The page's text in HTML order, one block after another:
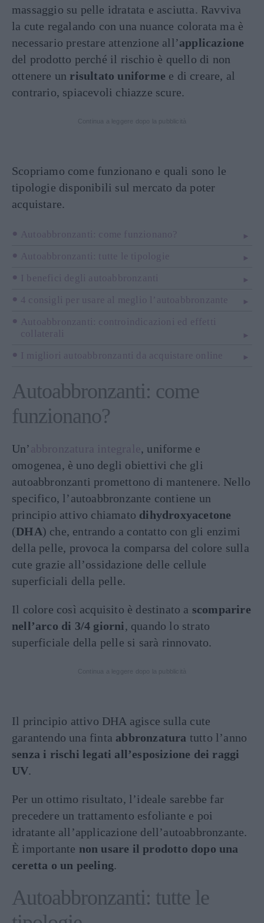
massaggio su pelle idratata e asciutta. Ravviva
la cute regalando con una nuance colorata ma è
necessario prestare attenzione all’applicazione
del prodotto perché il rischio è quello di non
ottenere un risultato uniforme e di creare, al
contrario, spiacevoli chiazze scure.
Scopriamo come funzionano e quali sono le
tipologie disponibili sul mercato da poter
acquistare.
Autoabbronzanti: come funzionano?
Autoabbronzanti: tutte le tipologie
I benefici degli autoabbronzanti
4 consigli per usare al meglio l’autoabbronzante
Autoabbronzanti: controindicazioni ed effetti
collaterali
I migliori autoabbronzanti da acquistare online
Autoabbronzanti: come
funzionano?
Un’abbronzatura integrale, uniforme e
omogenea, è uno degli obiettivi che gli
autoabbronzanti promettono di mantenere. Nello
specifico, l’autoabbronzante contiene un
principio attivo chiamato dihydroxyacetone
(DHA) che, entrando a contatto con gli enzimi
della pelle, provoca la comparsa del colore sulla
cute grazie all’ossidazione delle cellule
superficiali della pelle.
Il colore così acquisito è destinato a scomparire
nell’arco di 3/4 giorni, quando lo strato
superficiale della pelle si sarà rinnovato.
Il principio attivo DHA agisce sulla cute
garantendo una finta abbronzatura tutto l’anno
senza i rischi legati all’esposizione dei raggi
UV.
Per un ottimo risultato, l’ideale sarebbe far
precedere un trattamento esfoliante e poi
idratante all’applicazione dell’autoabbronzante.
È importante non usare il prodotto dopo una
ceretta o un peeling.
Autoabbronzanti: tutte le